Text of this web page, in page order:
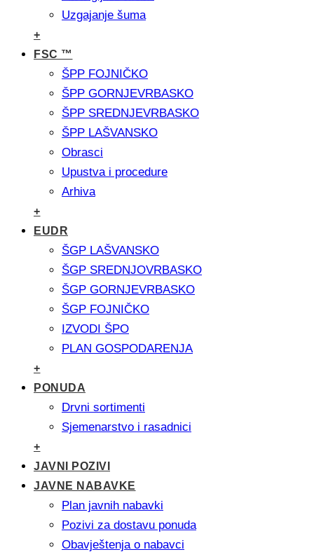
Uzgajanje šuma
+
FSC ™
ŠPP FOJNIČKO
ŠPP GORNJEVRBASKO
ŠPP SREDNJEVRBASKO
ŠPP LAŠVANSKO
Obrasci
Upustva i procedure
Arhiva
+
EUDR
ŠGP LAŠVANSKO
ŠGP SREDNJOVRBASKO
ŠGP GORNJEVRBASKO
ŠGP FOJNIČKO
IZVODI ŠPO
PLAN GOSPODARENJA
+
PONUDA
Drvni sortimenti
Sjemenarstvo i rasadnici
+
JAVNI POZIVI
JAVNE NABAVKE
Plan javnih nabavki
Pozivi za dostavu ponuda
Obavještenja o nabavci